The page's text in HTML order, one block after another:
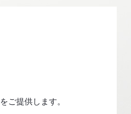
ご提供します。